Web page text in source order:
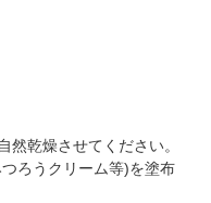
然乾燥させてください。
ろうクリーム等)を塗布